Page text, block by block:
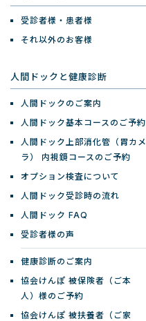
受診者様・患者様
それ以外のお客様
人間ドックと健康診断
人間ドックのご案内
人間ドック基本コースのご予約
人間ドック上部消化管（胃カメ
ラ）
内視鏡コースのご予約
オプション検査について
人間ドック受診時の流れ
人間ドック FAQ
受診者様の声
健康診断のご案内
協会けんぽ 被保険者（ご本
人）様のご予約
協会けんぽ 被扶養者（ご家